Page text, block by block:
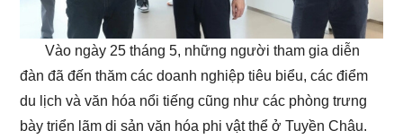
Vào ngày 25 tháng 5, những người tham gia diễn
đàn đã đến thăm các doanh nghiệp tiêu biểu, các điểm
du lịch và văn hóa nổi tiếng cũng như các phòng trưng
bày triển lãm di sản văn hóa phi vật thể ở Tuyền Châu.